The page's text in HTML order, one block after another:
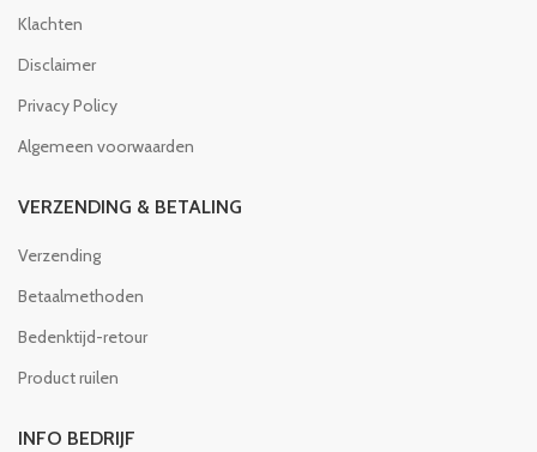
Klachten
Disclaimer
Privacy Policy
Algemeen voorwaarden
VERZENDING & BETALING
Verzending
Betaalmethoden
Bedenktijd-retour
Product ruilen
INFO BEDRIJF